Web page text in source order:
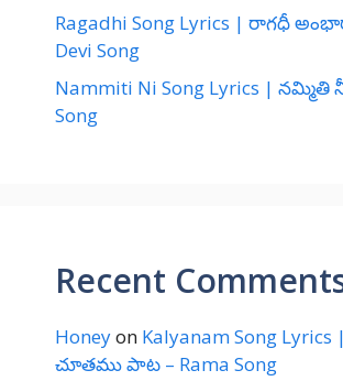
Ragadhi Song Lyrics | రాగధీ
Devi Song
Nammiti Ni Song Lyrics | నమ్మితి
Song
Recent
Honeyon Kalyanam Song
చూతము పాట – Rama Song